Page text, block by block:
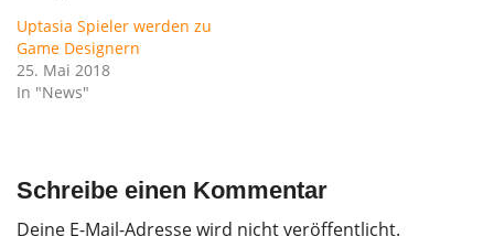
Uptasia Spieler werden zu
Game Designern
25. Mai 2018
In "News"
Schreibe einen Kommentar
Deine E-Mail-Adresse wird nicht veröffentlicht.